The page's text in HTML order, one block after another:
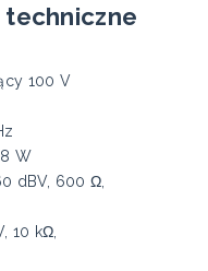
techniczne
100 V
W
dBV, 600 Ω,
10 kΩ,